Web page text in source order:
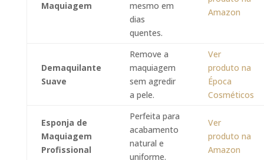
Maquiagem
mesmo em
dias
quentes.
Amazon
Demaquilante
Suave
Remove a
maquiagem
sem agredir
a pele.
Ver
produto na
Época
Cosméticos
Esponja de
Maquiagem
Profissional
Perfeita para
acabamento
natural e
uniforme.
Ver
produto na
Amazon